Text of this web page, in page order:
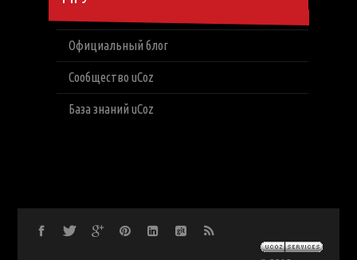
Официальный блог
Сообщество uCoz
База знаний uCoz